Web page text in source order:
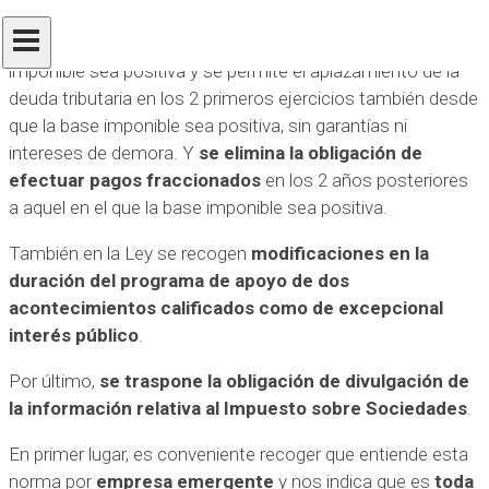
establecimiento permanente) se reduce el tipo
impositivo
imponible sea positiva y se permite el aplazamiento de la
deuda tributaria en los 2 primeros ejercicios también desde
que la base imponible sea positiva, sin garantías ni
intereses de demora. Y se elimina la obligación de
efectuar pagos fraccionados en los 2 años posteriores
a aquel en el que la base imponible sea positiva.
También en la Ley se recogen modificaciones en la
duración del programa de apoyo de dos
acontecimientos calificados como de excepcional
interés público
Por último, se traspone la obligación de divulgación de
la información relativa al Impuesto sobre Sociedades
En primer lugar, es conveniente recoger que entiende esta
norma por empresa emergente y nos indica que es toda